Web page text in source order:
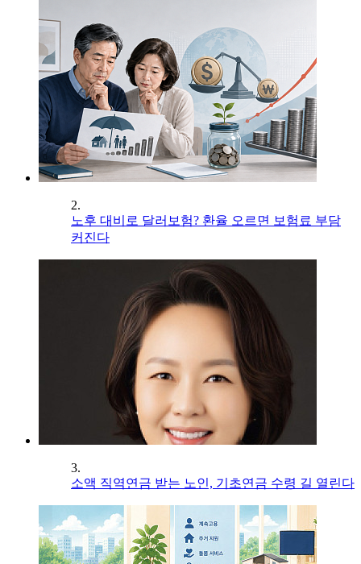
2.
노후 대비로 달러보험? 환율 오르면 보험료 부담
커진다
3.
소액 직역연금 받는 노인, 기초연금 수령 길 열린다